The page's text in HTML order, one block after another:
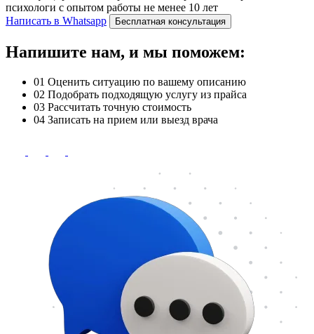
психологи с опытом работы не менее 10 лет
Написать в Whatsapp
Бесплатная консультация
Напишите нам, и мы поможем:
01 Оценить ситуацию по вашему описанию
02 Подобрать подходящую услугу из прайса
03 Рассчитать точную стоимость
04 Записать на прием или выезд врача